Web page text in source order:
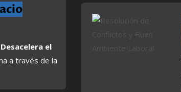
Desacelera el
a través de la